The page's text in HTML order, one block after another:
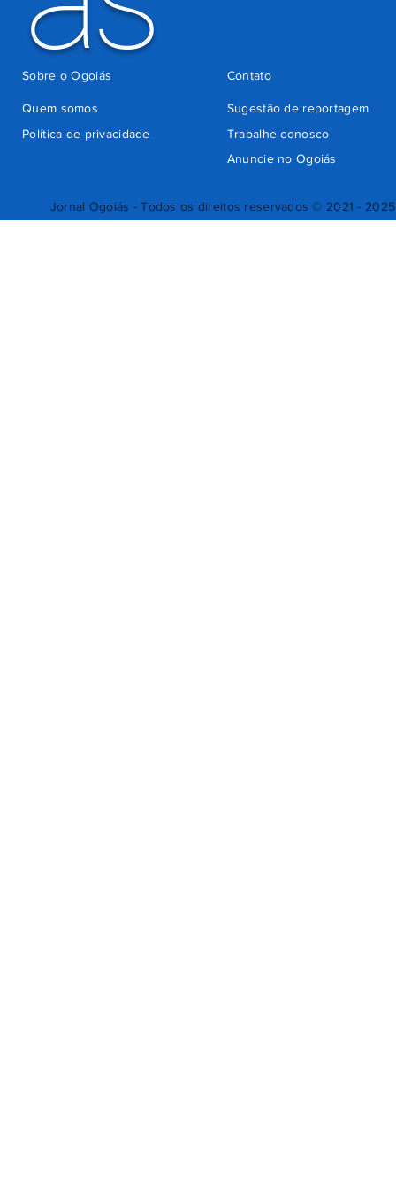
Jornal Ogoiás - Todos os direitos reservados © 2021 - 2025
Quem somos
Sugestão de reportagem
Trabalhe conosco
Política de privacidade
Anuncie no Ogoiás
Contato
Sobre o Ogoiás